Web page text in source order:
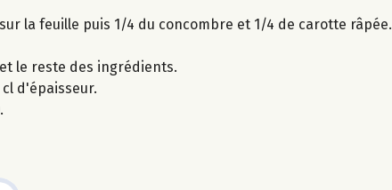
la feuille puis 1/4 du concombre et 1/4 de carotte râpée.
le reste des ingrédients.
d'épaisseur.